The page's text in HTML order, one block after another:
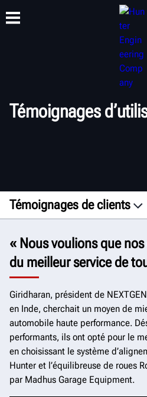
Témoignages
Témoignages de clients
Europe
Asie
Écrivez votre propre histoire
« Nous voulions que
du meilleur service de
Giridharan, président de
en Inde, cherchait un moyen de
automobile haute performance.
performants, ils ont opté pour le
en choisissant le système
Hunter et l’équilibreuse de roues
par Madhus Garage Equipment.